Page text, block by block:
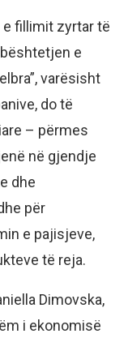
fillimit zyrtar të
e
varësisht
do të
– përmes
në gjendje
dhe
për
e pajisjeve,
të reja.
Dimovska,
i ekonomisë